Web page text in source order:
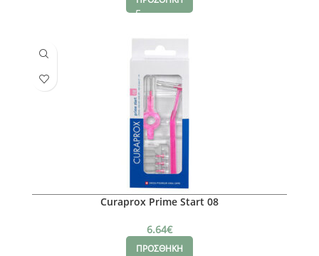
Curaprox Prime Start 08
6.64€
ΠΡΟΣΘΗΚΗ